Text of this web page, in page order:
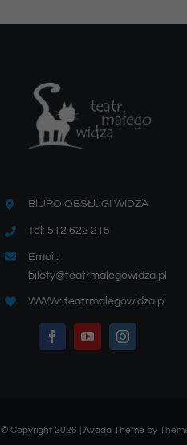
BIURO OBSŁUGI WIDZA
Tel: 512 622 215
Email:
bilety@teatrmalegowidza.pl
WWW: teatrmalegowidza.pl
© Copyright 2026 | Avada Theme by